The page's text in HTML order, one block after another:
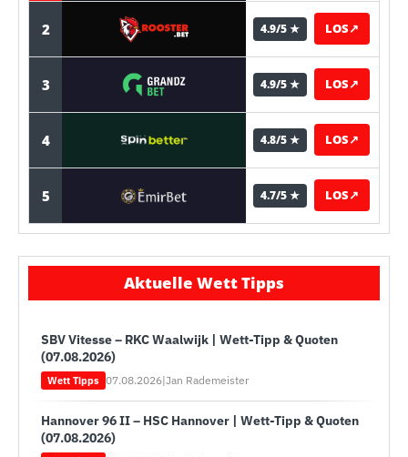
2 4.9/5 ★ LOS↗
3 4.9/5 ★ LOS↗
4 4.8/5 ★ LOS↗
5 4.7/5 ★ LOS↗
Aktuelle Wett Tipps
SBV Vitesse – RKC Waalwijk | Wett-Tipp & Quoten
(07.08.2026)
Wett Tipps 07.08.2026|Jan Rademeister
Hannover 96 II – HSC Hannover | Wett-Tipp & Quoten
(07.08.2026)